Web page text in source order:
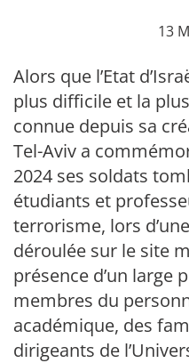
13
Alors que l’Etat
plus difficile et la
connue depuis sa
Tel-Aviv a
2024 ses soldats
étudiants et
terrorisme, lors
déroulée sur le site
présence d’un large
membres du
académique, des
dirigeants de